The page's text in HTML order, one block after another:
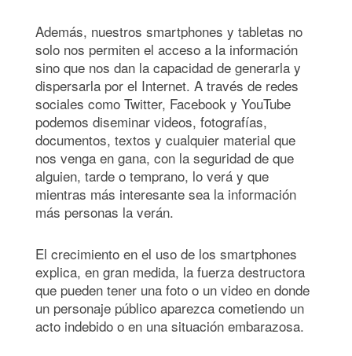
Además, nuestros smartphones y tabletas no
solo nos permiten el acceso a la información
sino que nos dan la capacidad de generarla y
dispersarla por el Internet. A través de redes
sociales como Twitter, Facebook y YouTube
podemos diseminar videos, fotografías,
documentos, textos y cualquier material que
nos venga en gana, con la seguridad de que
alguien, tarde o temprano, lo verá y que
mientras más interesante sea la información
más personas la verán.
El crecimiento en el uso de los smartphones
explica, en gran medida, la fuerza destructora
que pueden tener una foto o un video en donde
un personaje público aparezca cometiendo un
acto indebido o en una situación embarazosa.